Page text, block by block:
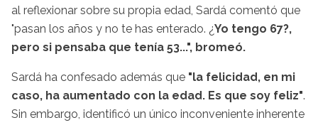
al reflexionar sobre su propia edad, Sardá comentó que
"pasan los años y no te has enterado. ¿Yo tengo 67?,
pero si pensaba que tenía 53...", bromeó.
Sardá ha confesado además que "la felicidad, en mi
caso, ha aumentado con la edad. Es que soy feliz".
Sin embargo, identificó un único inconveniente inherente